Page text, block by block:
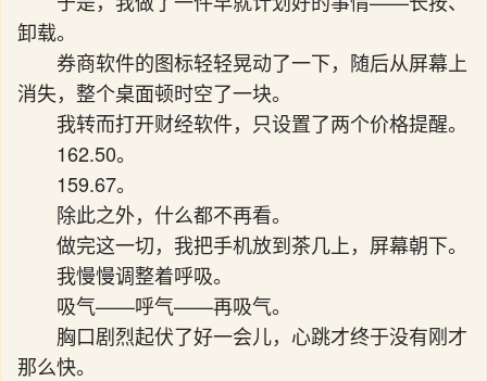
卸载。
券商软件的图标轻轻晃动了一下，随后从屏幕上
消失，整个桌面顿时空了一块。
我转而打开财经软件，只设置了两个价格提醒。
162.50。
159.67。
除此之外，什么都不再看。
做完这一切，我把手机放到茶几上，屏幕朝下。
我慢慢调整着呼吸。
吸气——呼气——再吸气。
胸口剧烈起伏了好一会儿，心跳才终于没有刚才
那么快。